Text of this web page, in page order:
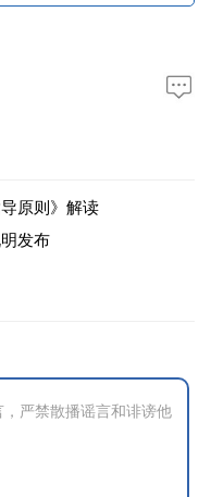
原则》解读
发布